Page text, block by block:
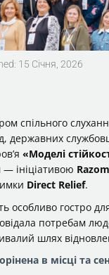
15 Січня, 2026
спільного
державних
«Моделі
— ініціативою
Direct Relief.
гостро
потребам
шлях
в місці та